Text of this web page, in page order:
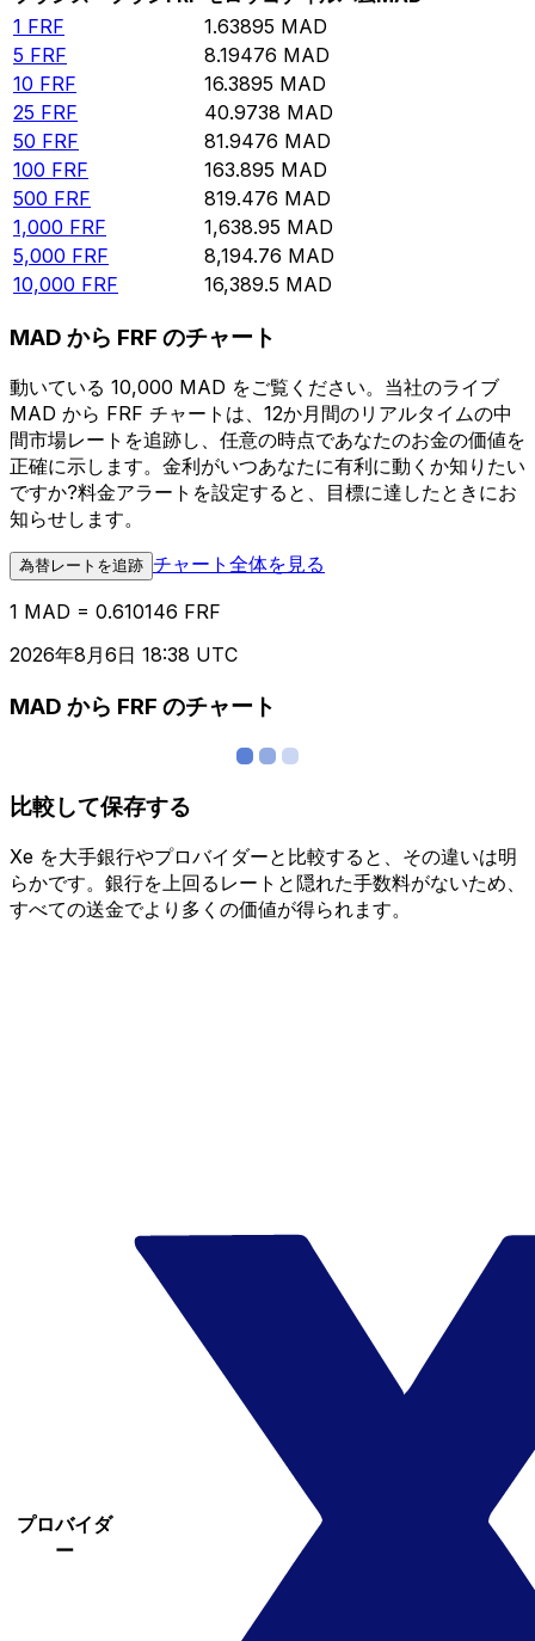
1 FRF 1.63895 MAD
5 FRF 8.19476 MAD
10 FRF 16.3895 MAD
25 FRF 40.9738 MAD
50 FRF 81.9476 MAD
100 FRF 163.895 MAD
500 FRF 819.476 MAD
1,000 FRF 1,638.95 MAD
5,000 FRF 8,194.76 MAD
10,000 FRF 16,389.5 MAD
MAD から FRF のチャート
動いている 10,000 MAD をご覧ください。当社のライブ
MAD から FRF チャートは、12か月間のリアルタイムの中
間市場レートを追跡し、任意の時点であなたのお金の価値を
正確に示します。金利がいつあなたに有利に動くか知りたい
ですか?料金アラートを設定すると、目標に達したときにお
知らせします。
為替レートを追跡 チャート全体を見る
1 MAD = 0.610146 FRF
2026年8月6日 18:38 UTC
MAD から FRF のチャート
比較して保存する
Xe を大手銀行やプロバイダーと比較すると、その違いは明
らかです。銀行を上回るレートと隠れた手数料がないため、
すべての送金でより多くの価値が得られます。
プロバイダ
ー